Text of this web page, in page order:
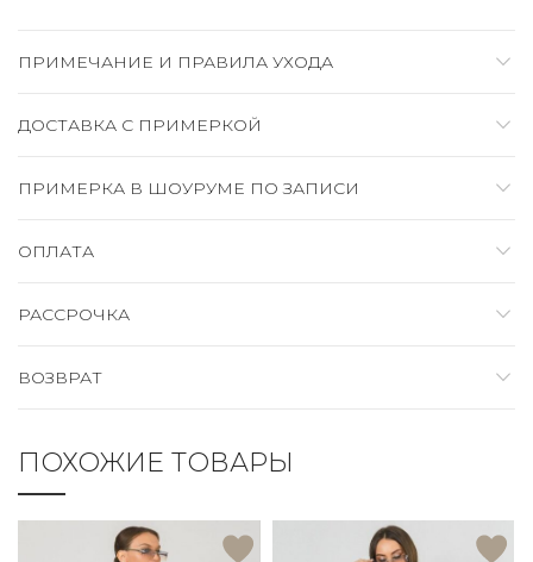
ПРИМЕЧАНИЕ И ПРАВИЛА УХОДА
ДОСТАВКА C ПРИМЕРКОЙ
ПРИМЕРКА В ШОУРУМЕ ПО ЗАПИСИ
ОПЛАТА
РАССРОЧКА
ВОЗВРАТ
ПОХОЖИЕ ТОВАРЫ